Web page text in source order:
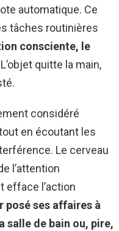
automatique. Ce
tâches routinières
consciente, le
quitte la main,
considéré
en écoutant les
Le cerveau
l’attention
efface l’action
posé ses affaires à
salle de bain ou, pire,